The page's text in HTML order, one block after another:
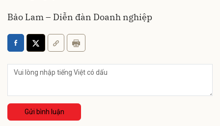
Bảo Lam – Diễn đàn Doanh nghiệp
Gửi bình luận